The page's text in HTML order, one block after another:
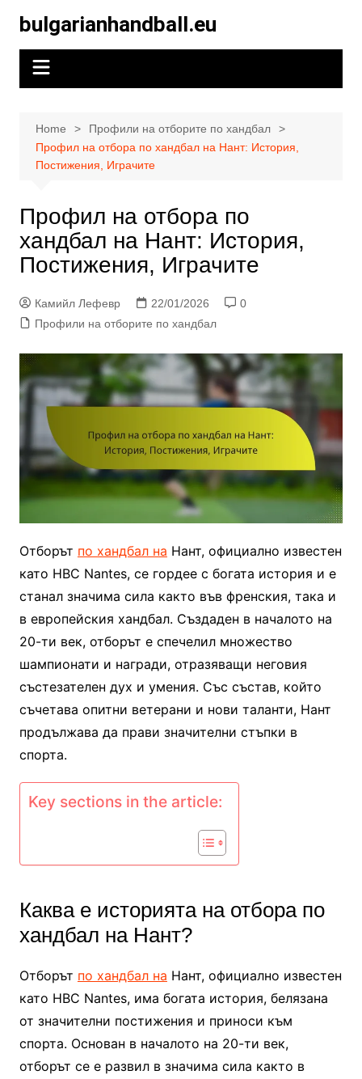
content
bulgarianhandball.eu
Home
Профили на отборите по хандбал
Профил на отбора по хандбал на Нант: История,
Постижения, Играчите
Профил на отбора по
хандбал на Нант: История,
Постижения, Играчите
Камийл Лефевр 22/01/2026
0
Профили на отборите по хандбал
Отборът по хандбал на Нант, официално известен
като HBC Nantes, се гордее с богата история и е
станал значима сила както във френския, така и
в европейския хандбал. Създаден в началото на
20-ти век, отборът е спечелил множество
шампионати и награди, отразяващи неговия
състезателен дух и умения. Със състав, който
съчетава опитни ветерани и нови таланти, Нант
продължава да прави значителни стъпки в
спорта.
Key sections in the article:
Каква е историята на отбора по
хандбал на Нант?
Отборът по хандбал на Нант, официално известен
като HBC Nantes, има богата история, белязана
от значителни постижения и приноси към
спорта. Основан в началото на 20-ти век,
отборът се е развил в значима сила както в